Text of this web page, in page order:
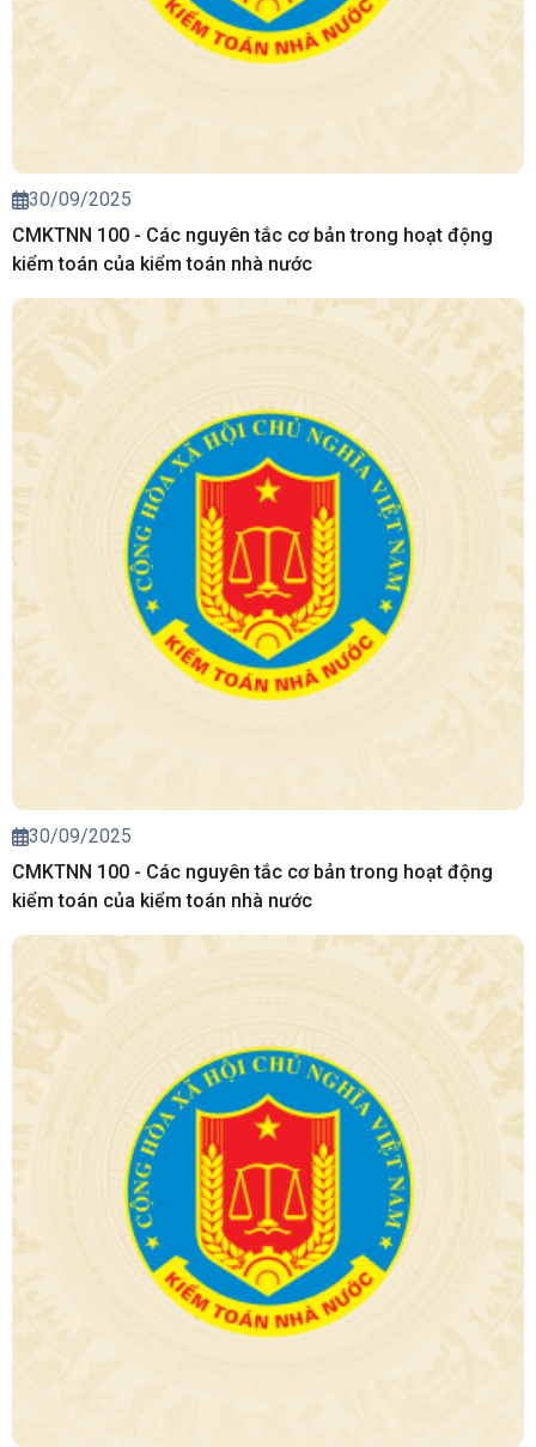
30/09/2025
CMKTNN 100 - Các nguyên tắc cơ bản trong hoạt động
kiểm toán của kiểm toán nhà nước
30/09/2025
CMKTNN 100 - Các nguyên tắc cơ bản trong hoạt động
kiểm toán của kiểm toán nhà nước